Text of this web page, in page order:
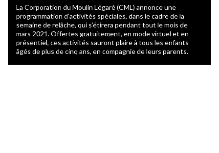
La Corporation du Moulin Légaré (CML) annonce une
programmation d’activités spéciales, dans le cadre de la
semaine de relâche, qui s’étirera pendant tout le mois de
mars 2021. Offertes gratuitement, en mode virtuel et en
présentiel, ces activités sauront plaire à tous les enfants
âgés de plus de cinq ans, en compagnie de leurs parents.